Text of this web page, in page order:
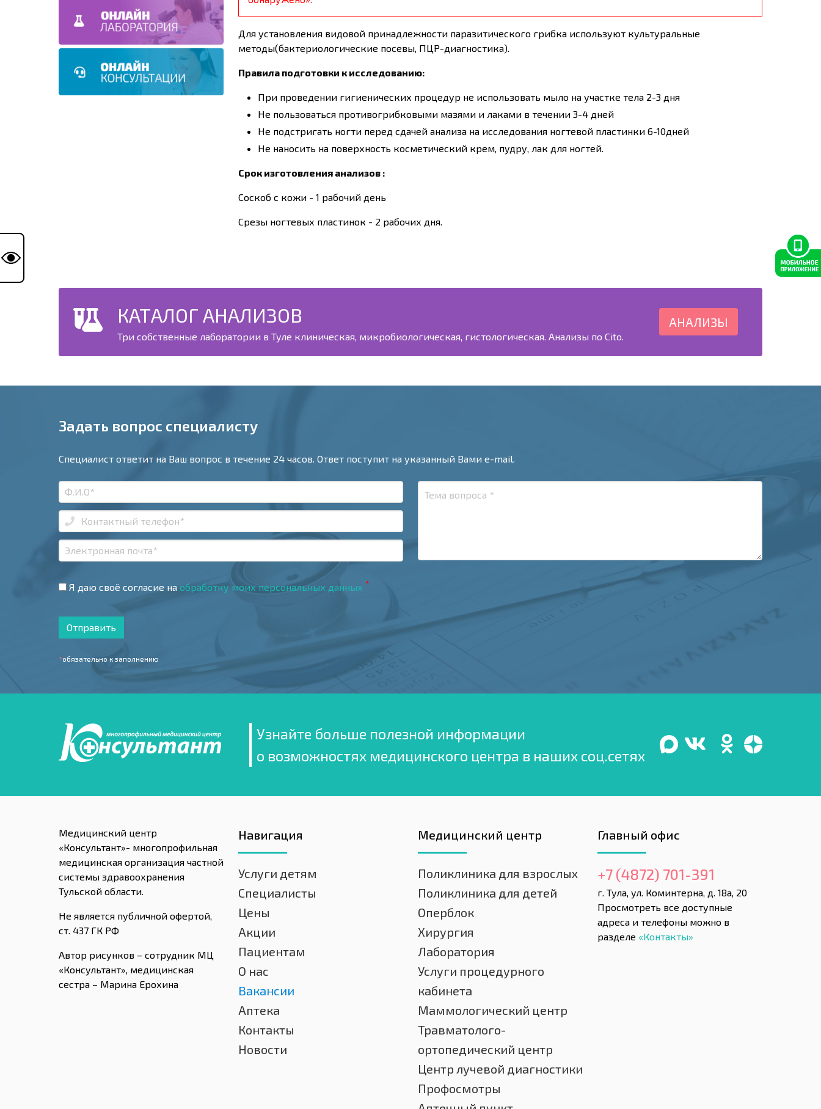
Для установления видовой принадлежности паразитического грибка используют культуральные
методы(бактериологические посевы, ПЦР-диагностика).
Правила подготовки к исследованию:
При проведении гигиенических процедур не использовать мыло на участке тела 2-3 дня
Не пользоваться противогрибковыми мазями и лаками в течении 3-4 дней
Не подстригать ногти перед сдачей анализа на исследования ногтевой пластинки 6-10дней
Не наносить на поверхность косметический крем, пудру, лак для ногтей.
Срок изготовления анализов :
Соскоб с кожи - 1 рабочий день
Срезы ногтевых пластинок - 2 рабочих дня.
КАТАЛОГ АНАЛИЗОВ
Три собственные лаборатории в Туле клиническая, микробиологическая, гистологическая. Анализы по Cito.
АНАЛИЗЫ
Задать вопрос специалисту
Специалист ответит на Ваш вопрос в течение 24 часов. Ответ поступит на указанный Вами e-mail.
Я даю своё согласие на обработку моих персональных данных *
Отправить
*обязательно к заполнению
Узнайте больше полезной информации
о возможностях медицинского центра в наших соц.сетях
Медицинский центр
«Консультант»- многопрофильная
медицинская организация частной
системы здравоохранения
Тульской области.
Не является публичной офертой,
ст. 437 ГК РФ
Автор рисунков – сотрудник МЦ
«Консультант», медицинская
сестра – Марина Ерохина
Навигация
Услуги детям
Специалисты
Цены
Акции
Пациентам
О нас
Вакансии
Аптека
Контакты
Новости
Медицинский центр
Поликлиника для взрослых
Поликлиника для детей
Оперблок
Хирургия
Лаборатория
Услуги процедурного
кабинета
Маммологический центр
Травматолого-
ортопедический центр
Центр лучевой диагностики
Профосмотры
Главный офис
+7 (4872) 701-391
г. Тула, ул. Коминтерна, д. 18а, 20
Просмотреть все доступные
адреса и телефоны можно в
разделе «Контакты»